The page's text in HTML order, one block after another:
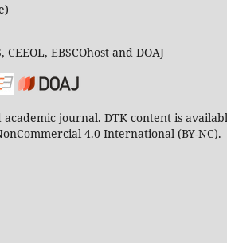
EBSCOhost and DOAJ
journal. DTK content is
4.0 International (BY-NC).